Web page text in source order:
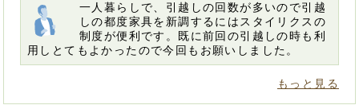
一人暮らしで、引越しの回数が多いので引越
しの都度家具を新調するにはスタイリクスの
制度が便利です。既に前回の引越しの時も利
用しとてもよかったので今回もお願いしました。
もっと見る